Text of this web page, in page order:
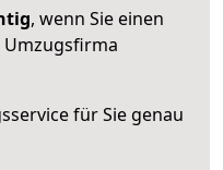
, wenn Sie einen
für Sie genau